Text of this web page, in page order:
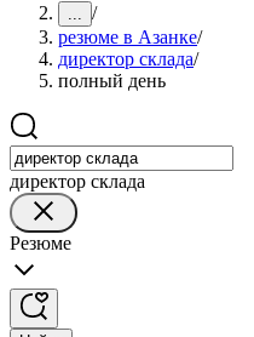
... /
резюме в Азанке/
директор склада/
полный день
директор склада
Резюме